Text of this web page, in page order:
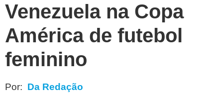
Venezuela na Copa
América de futebol
feminino
Por: Da Redação